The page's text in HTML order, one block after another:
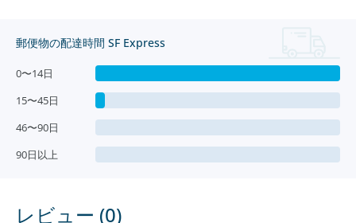
郵便物の配達時間 SF Express
0〜14日
15〜45日
46〜90日
90日以上
レビュー (0)